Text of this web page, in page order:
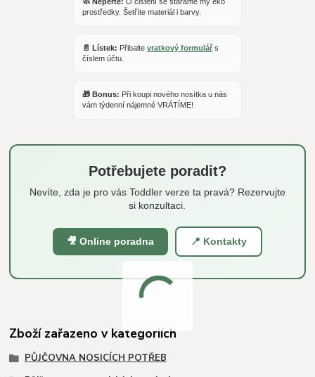
prostředky. Šetříte materiál i barvy.
📄 Lístek: Přibalte vratkový formulářs
číslem účtu.
🎁 Bonus: Při koupi nového nosítka u nás
vám týdenní nájemné VRÁTÍME!
Potřebujete poradit?
Nevíte, zda je pro vás Toddler verze ta pravá? Rezervujte
si konzultaci.
🎥 Online poradna 📍 Kontakty
Zboží zařazeno v kategoriích
PŮJČOVNA NOSICÍCH POTŘEB